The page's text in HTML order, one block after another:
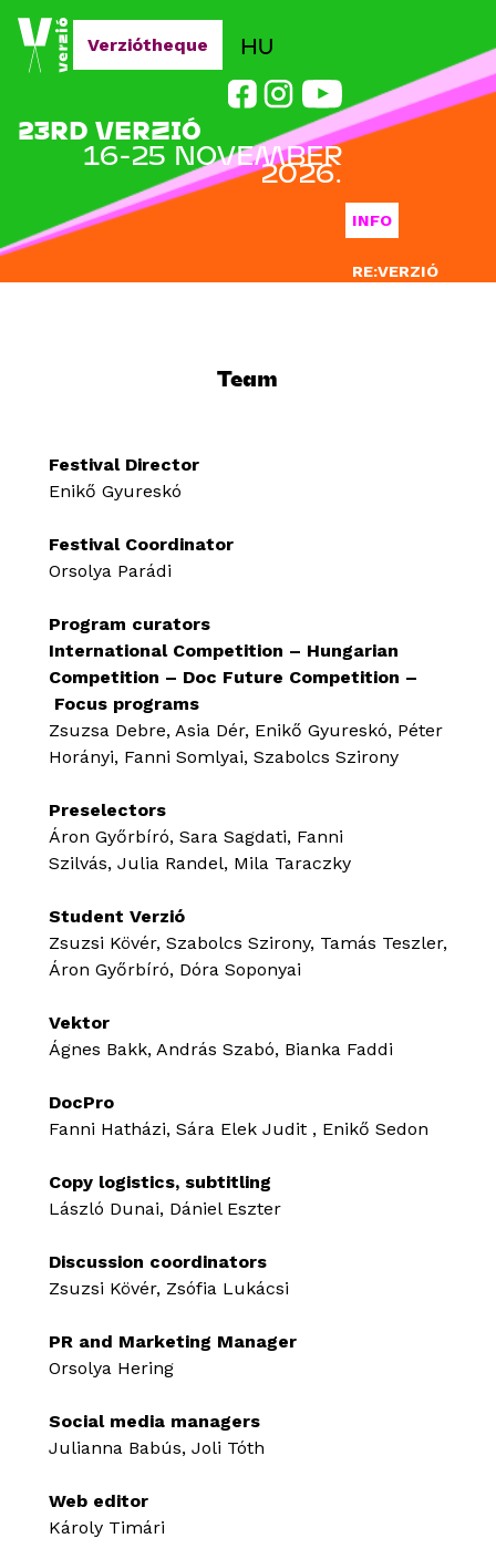
Jump to navigation
INFO
RE:VERZIÓ
HU
23RD VERZIÓ
16-25 NOVEMBER
2026.
Verziótheque
Team
Festival Director
Enikő Gyureskó
Festival Coordinator
Orsolya Parádi
Program curators
International Competition – Hungarian
Competition – Doc Future Competition –
Focus programs
Zsuzsa Debre, Asia Dér, Enikő Gyureskó, Péter
Horányi, Fanni Somlyai, Szabolcs Szirony
Preselectors
Áron Győrbíró, Sara Sagdati​, Fanni​
Szilvás, Julia Randel​, Mila Taraczky
Student Verzió
Zsuzsi Kövér, Szabolcs Szirony, Tamás Teszler,
Áron Győrbíró, Dóra Soponyai
Vektor
Ágnes Bakk, András Szabó, Bianka Faddi
DocPro
Fanni Hatházi, Sára Elek Judit , Enikő Sedon
Copy logistics, subtitling
László Dunai, Dániel Eszter
Discussion coordinators
Zsuzsi Kövér, Zsófia Lukácsi
PR and Marketing Manager
Orsolya Hering
Social media managers
Julianna Babús, Joli Tóth
Web editor
Károly Timári